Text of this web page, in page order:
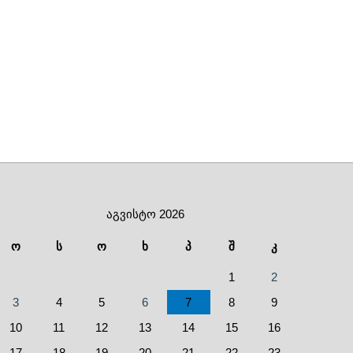
აგვისტო 2026
ო ს ო ხ პ შ კ
1
2
3
4 5 6 7 8
9
10
11 12 13 14 15
16